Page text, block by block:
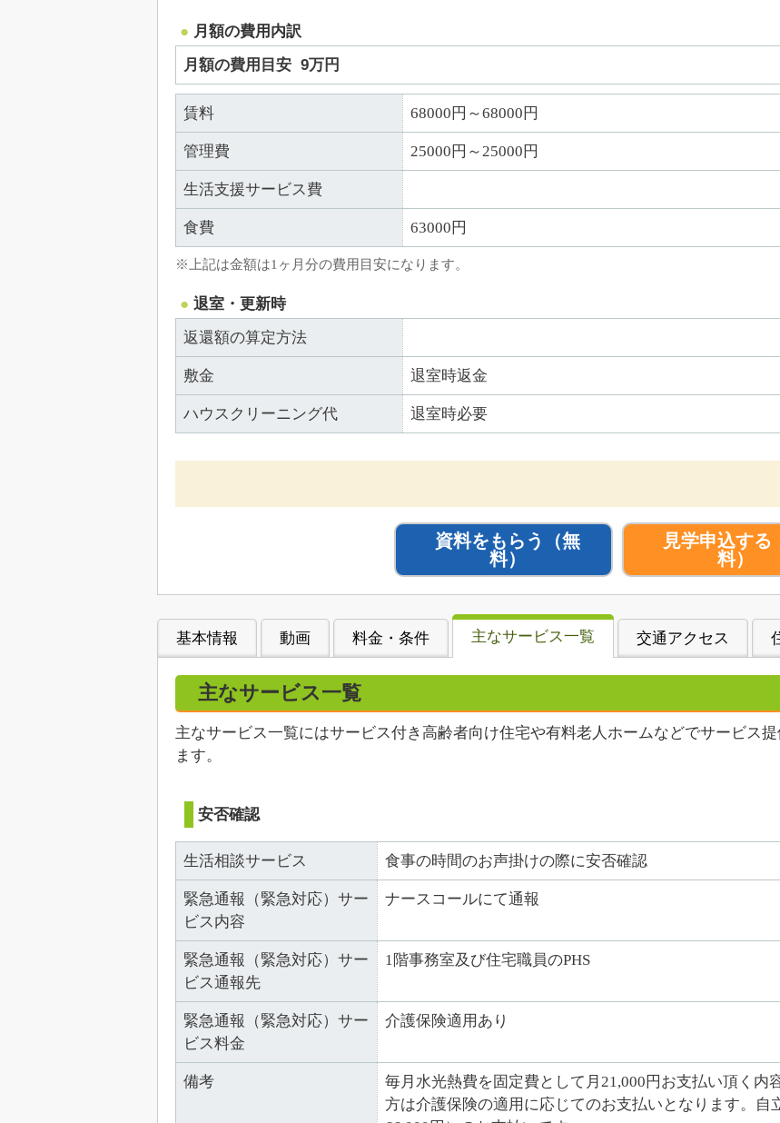
月額の費用内訳
月額の費用目安 9万円
賃料 68000円～68000円
管理費 25000円～25000円
生活支援サービス費
食費 63000円
※上記は金額は1ヶ月分の費用目安になります。
退室・更新時
返還額の算定方法
敷金 退室時返金
ハウスクリーニング代 退室時必要
資料をもらう
（無
料）
見学申込する
料）
基本情報 動画 料金・条件 主なサービス一覧 交通アクセス
主なサービス一覧
主なサービス一覧にはサービス付き高齢者向け住宅や有料老人ホームなどでサービス
ます。
安否確認
生活相談サービス 食事の時間のお声掛けの際に安否確認
緊急通報（緊急対応）サー
ビス内容
ナースコールにて通報
緊急通報（緊急対応）サー
ビス通報先
1階事務室及び住宅職員のPHS
緊急通報（緊急対応）サー
ビス料金
介護保険適用あり
備考
毎月水光熱費を固定費として月21,000円お支払い頂く内
方は介護保険の適用に応じてのお支払いとなります。自